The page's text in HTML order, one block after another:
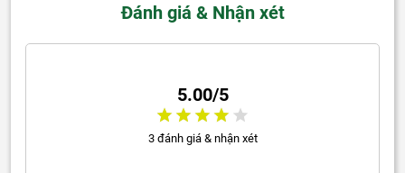
Đánh giá & Nhận xét
5.00/5
3 đánh giá & nhận xét